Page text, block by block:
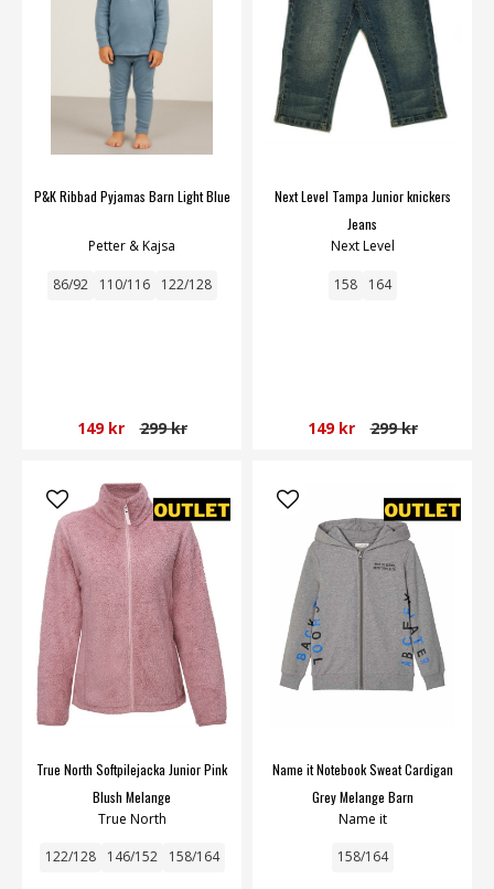
P&K Ribbad Pyjamas Barn Light Blue
Petter & Kajsa
86/92 110/116 122/128
149 kr 299 kr
Next Level Tampa Junior knickers
Jeans
Next Level
158 164
149 kr 299 kr
True North Softpilejacka Junior Pink
Blush Melange
True North
122/128 146/152 158/164
Name it Notebook Sweat Cardigan
Grey Melange Barn
Name it
158/164